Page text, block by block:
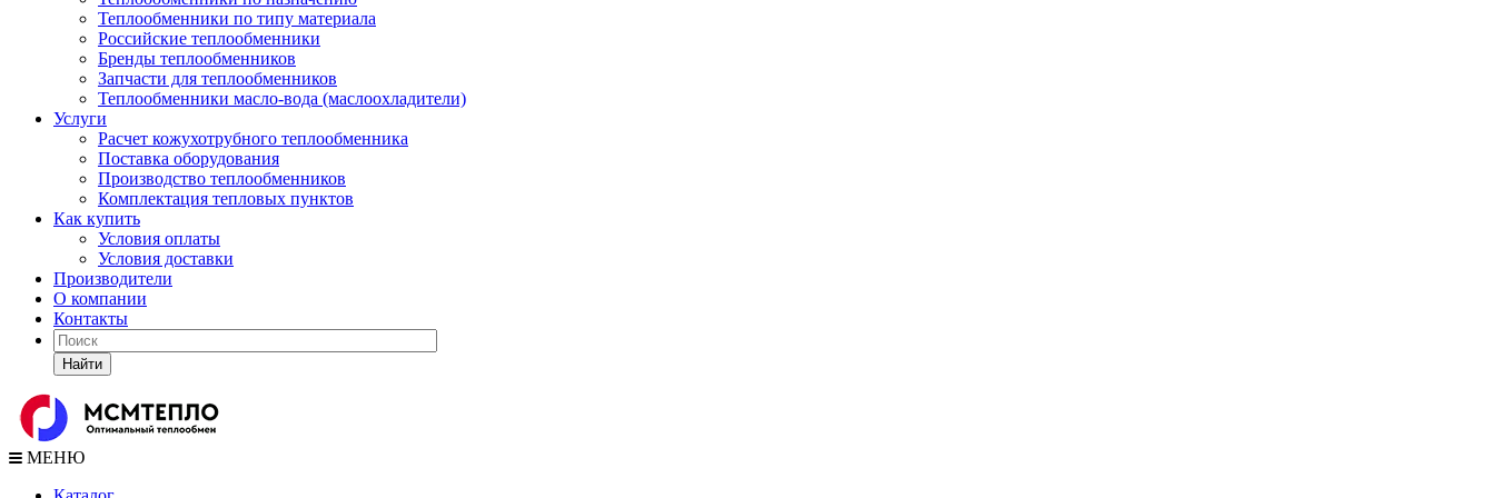
Теплообменники по типу материала
Российские теплообменники
Бренды теплообменников
Запчасти для теплообменников
Теплообменники масло-вода (маслоохладители)
Услуги
Расчет кожухотрубного теплообменника
Поставка оборудования
Производство теплообменников
Комплектация тепловых пунктов
Как купить
Условия оплаты
Условия доставки
Производители
О компании
Контакты
Найти
МЕНЮ